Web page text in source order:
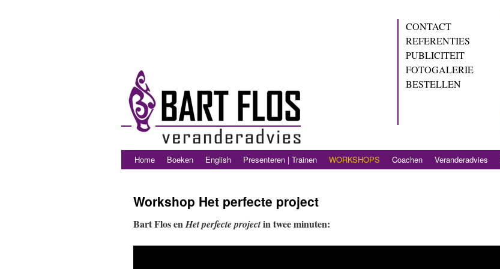
CONTACT
REFERENTIES
PUBLICITEIT
FOTOGALERIE
BESTELLEN
Home Boeken English Presenteren | Trainen WORKSHOPS Coachen Veranderadvies
Workshop Het perfecte project
Bart Flos enHet perfecte projectin twee minuten: